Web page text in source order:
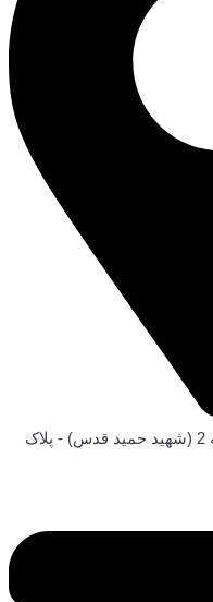
خیابان سهروردی شمالی - اندیشه 2 (شهید حمید قدس) - پلاک